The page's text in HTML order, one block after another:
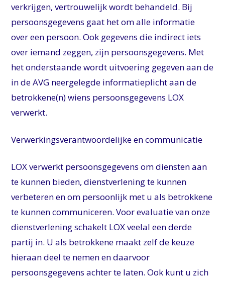
verkrijgen, vertrouwelijk wordt behandeld. Bij
persoonsgegevens gaat het om alle informatie
over een persoon. Ook gegevens die indirect iets
over iemand zeggen, zijn persoonsgegevens. Met
het onderstaande wordt uitvoering gegeven aan de
in de AVG neergelegde informatieplicht aan de
betrokkene(n) wiens persoonsgegevens LOX
verwerkt.
Verwerkingsverantwoordelijke en communicatie
LOX verwerkt persoonsgegevens om diensten aan
te kunnen bieden, dienstverlening te kunnen
verbeteren en om persoonlijk met u als betrokkene
te kunnen communiceren. Voor evaluatie van onze
dienstverlening schakelt LOX veelal een derde
partij in. U als betrokkene maakt zelf de keuze
hieraan deel te nemen en daarvoor
persoonsgegevens achter te laten. Ook kunt u zich